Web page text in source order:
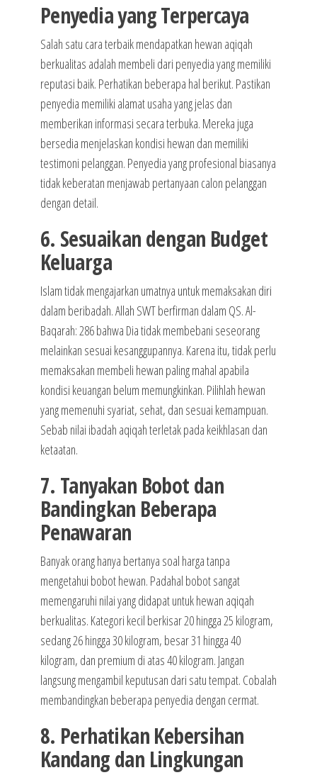
Penyedia yang Terpercaya
Salah satu cara terbaik mendapatkan hewan aqiqah
berkualitas adalah membeli dari penyedia yang memiliki
reputasi baik. Perhatikan beberapa hal berikut. Pastikan
penyedia memiliki alamat usaha yang jelas dan
memberikan informasi secara terbuka. Mereka juga
bersedia menjelaskan kondisi hewan dan memiliki
testimoni pelanggan. Penyedia yang profesional biasanya
tidak keberatan menjawab pertanyaan calon pelanggan
dengan detail.
6. Sesuaikan dengan Budget
Keluarga
Islam tidak mengajarkan umatnya untuk memaksakan diri
dalam beribadah. Allah SWT berfirman dalam QS. Al-
Baqarah: 286 bahwa Dia tidak membebani seseorang
melainkan sesuai kesanggupannya. Karena itu, tidak perlu
memaksakan membeli hewan paling mahal apabila
kondisi keuangan belum memungkinkan. Pilihlah hewan
yang memenuhi syariat, sehat, dan sesuai kemampuan.
Sebab nilai ibadah aqiqah terletak pada keikhlasan dan
ketaatan.
7. Tanyakan Bobot dan
Bandingkan Beberapa
Penawaran
Banyak orang hanya bertanya soal harga tanpa
mengetahui bobot hewan. Padahal bobot sangat
memengaruhi nilai yang didapat untuk hewan aqiqah
berkualitas. Kategori kecil berkisar 20 hingga 25 kilogram,
sedang 26 hingga 30 kilogram, besar 31 hingga 40
kilogram, dan premium di atas 40 kilogram. Jangan
langsung mengambil keputusan dari satu tempat. Cobalah
membandingkan beberapa penyedia dengan cermat.
8. Perhatikan Kebersihan
Kandang dan Lingkungan